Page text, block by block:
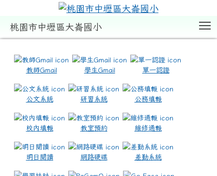
桃園市中壢區大崙國小
教師Gmail 學生Gmail 單一認證
公文系統 研習系統 公務填報
校內填報 教室預約 維修通報
明日閱讀 網路硬碟 差勤系統